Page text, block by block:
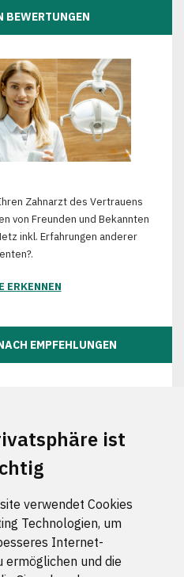
ist
verwendet Cookies
Technologien, um
Internet-
ermöglichen und die
BEWERTUNGEN
Zahnarzt des Vertrauens
von Freunden und Bekannten
inkl. Erfahrungen anderer
ERKENNEN
EMPFEHLUNGEN
sind sowohl für
äußerst hilfreich. Wie können
helfen.
GEDACHT